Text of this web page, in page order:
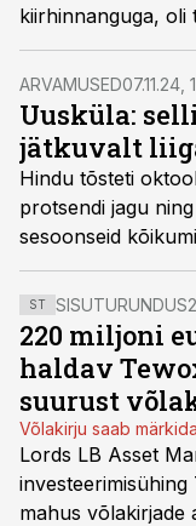
kiirhinnanguga, oli
natuke madalam
ARVAMUSED07.11.24,
Uusküla:
jätkuvalt
Hindu tõsteti
protsendi jagu
sesoonseid
ning võrreldes
protsenti.
jagu ning teenuste
ST SISUTURUNDUS
220 miljoni
haldav
suurust
Võlakirju saab
Lords LB Asset
mahus võlakirjade